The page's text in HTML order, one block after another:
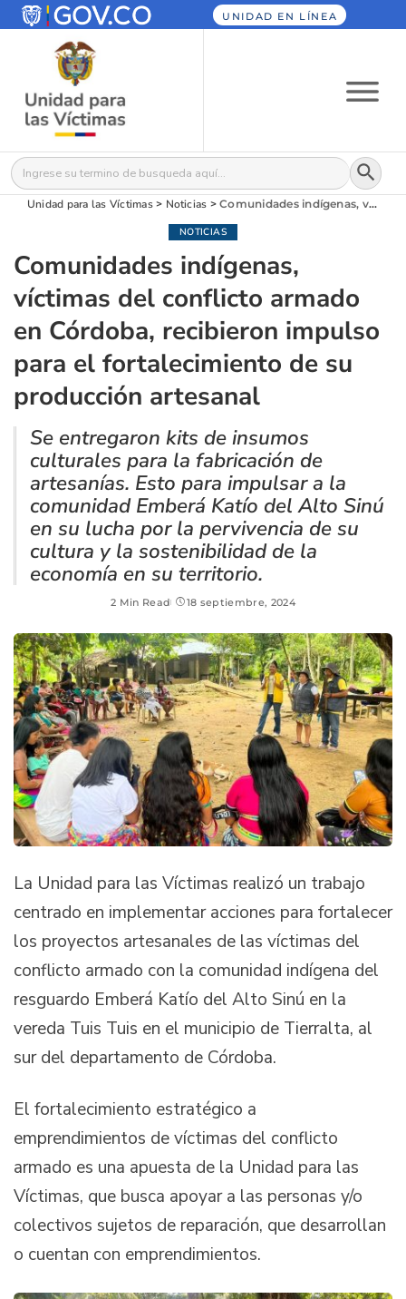
UNIDAD EN LÍNEA
Buscar: Botón
Unidad para las Víctimas> Noticias >Comunidades indígenas, víctimas del conflicto armado en Córdoba, recibieron impulso para el fortalecimiento de su producción artesanal
NOTICIAS
Comunidades indígenas,
víctimas del conflicto armado
en Córdoba, recibieron impulso
para el fortalecimiento de su
producción artesanal
Se entregaron kits de insumos
culturales para la fabricación de
artesanías. Esto para impulsar a la
comunidad Emberá Katío del Alto Sinú
en su lucha por la pervivencia de su
cultura y la sostenibilidad de la
economía en su territorio.
2 Min Read 18 septiembre, 2024
La Unidad para las Víctimas realizó un trabajo
centrado en implementar acciones para fortalecer
los proyectos artesanales de las víctimas del
conflicto armado con la comunidad indígena del
resguardo Emberá Katío del Alto Sinú en la
vereda Tuis Tuis en el municipio de Tierralta, al
sur del departamento de Córdoba.
El fortalecimiento estratégico a
emprendimientos de víctimas del conflicto
armado es una apuesta de la Unidad para las
Víctimas, que busca apoyar a las personas y/o
colectivos sujetos de reparación, que desarrollan
o cuentan con emprendimientos.